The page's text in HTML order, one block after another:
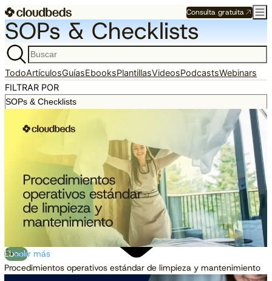
Consulta gratuita
SOPs & Checklists
TodoArtículosGuíasEbooksPlantillasVideosPodcastsWebinars
FILTRAR POR
Ebook
Procedimientos operativos estándar de limpieza y mantenimiento
Leer más